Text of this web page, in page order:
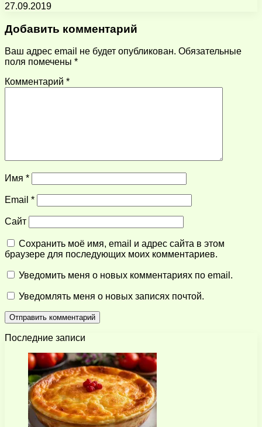
27.09.2019
Добавить комментарий
Ваш адрес email не будет опубликован. Обязательные
поля помечены *
Комментарий *
Имя *
Email *
Сайт
Сохранить моё имя, email и адрес сайта в этом
браузере для последующих моих комментариев.
Уведомить меня о новых комментариях по email.
Уведомлять меня о новых записях почтой.
Последние записи